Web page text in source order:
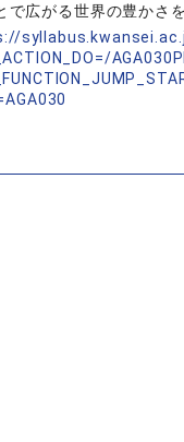
で広がる世界の豊かさ